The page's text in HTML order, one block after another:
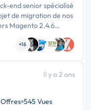
end senior spécialisé
de migration de nos
Magento 2.4.6
évoluer l'API native
+16
Il y a 2 ans
Offres 545 Vues